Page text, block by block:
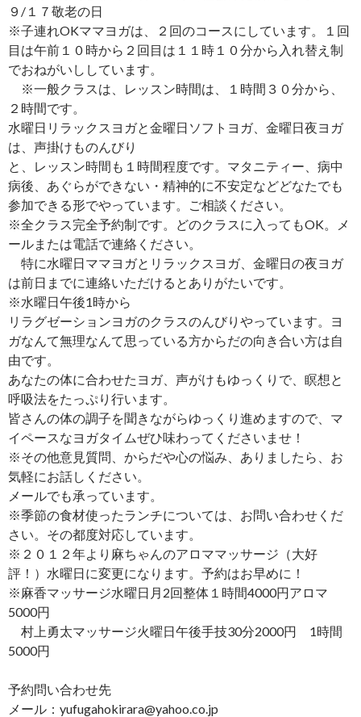
９/１７敬老の日
※子連れOKママヨガは、２回のコースにしています。１回
目は午前１０時から２回目は１１時１０分から入れ替え制
でおねがいししています。
※一般クラスは、レッスン時間は、１時間３０分から、
２時間です。
水曜日リラックスヨガと金曜日ソフトヨガ、金曜日夜ヨガ
は、声掛けものんびり
と、レッスン時間も１時間程度です。マタニティー、病中
病後、あぐらができない・精神的に不安定などどなたでも
参加できる形でやっています。ご相談ください。
※全クラス完全予約制です。どのクラスに入ってもOK。メ
ールまたは電話で連絡ください。
特に水曜日ママヨガとリラックスヨガ、金曜日の夜ヨガ
は前日までに連絡いただけるとありがたいです。
※水曜日午後1時から
リラグゼーションヨガのクラスのんびりやっています。ヨ
ガなんて無理なんて思っている方からだの向き合い方は自
由です。
あなたの体に合わせたヨガ、声がけもゆっくりで、瞑想と
呼吸法をたっぷり行います。
皆さんの体の調子を聞きながらゆっくり進めますので、マ
イペースなヨガタイムぜひ味わってくださいませ！
※その他意見質問、からだや心の悩み、ありましたら、お
気軽にお話しください。
メールでも承っています。
※季節の食材使ったランチについては、お問い合わせくだ
さい。その都度対応しています。
※２０１２年より麻ちゃんのアロママッサージ（大好
評！）水曜日に変更になります。予約はお早めに！
※麻香マッサージ水曜日月2回整体１時間4000円アロマ
5000円
村上勇太マッサージ火曜日午後手技30分2000円 1時間
5000円
予約問い合わせ先
メール：yufugahokirara@yahoo.co.jp